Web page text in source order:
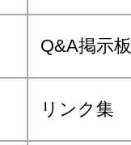
Q&A掲示板
リンク集